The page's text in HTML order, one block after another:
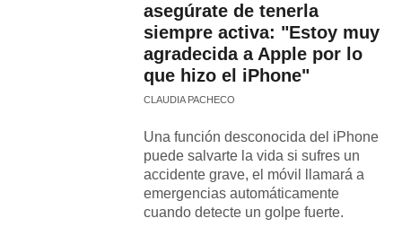
asegúrate de tenerla
siempre activa: "Estoy muy
agradecida a Apple por lo
que hizo el iPhone"
CLAUDIA PACHECO
Una función desconocida del iPhone
puede salvarte la vida si sufres un
accidente grave, el móvil llamará a
emergencias automáticamente
cuando detecte un golpe fuerte.